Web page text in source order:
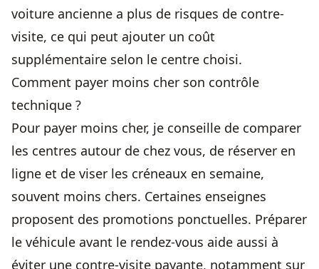
voiture ancienne a plus de risques de contre-
visite, ce qui peut ajouter un coût
supplémentaire selon le centre choisi.
Comment payer moins cher son contrôle
technique ?
Pour payer moins cher, je conseille de comparer
les centres autour de chez vous, de réserver en
ligne et de viser les créneaux en semaine,
souvent moins chers. Certaines enseignes
proposent des promotions ponctuelles. Préparer
le véhicule avant le rendez-vous aide aussi à
éviter une contre-visite payante, notamment sur